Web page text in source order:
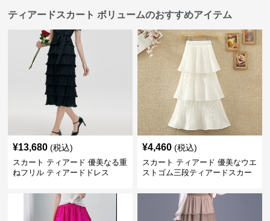
ティアードスカート ボリュームのおすすめアイテム
¥13,680 (税込)
スカート ティアード 優美なる重
ねフリル ティアードドレス
¥4,460 (税込)
スカート ティアード 優美なウエ
ストゴム三段ティアードスカー